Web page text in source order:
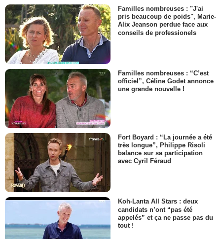
Familles nombreuses : "J'ai
pris beaucoup de poids", Marie-
Alix Jeanson perdue face aux
conseils de professionels
Familles nombreuses : “C’est
officiel”, Céline Godet annonce
une grande nouvelle !
Fort Boyard : “La journée a été
très longue”, Philippe Risoli
balance sur sa participation
avec Cyril Féraud
Koh-Lanta All Stars : deux
candidats n’ont “pas été
appelés” et ça ne passe pas du
tout !